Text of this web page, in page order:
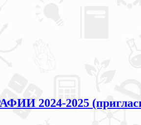
2024-2025